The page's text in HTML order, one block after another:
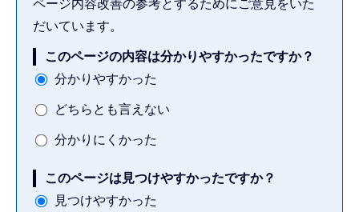
ページ内容改善の参考とするためにご意見をいた
だいています。
このページの内容は分かりやすかったですか？
分かりやすかった
どちらとも言えない
分かりにくかった
このページは見つけやすかったですか？
見つけやすかった